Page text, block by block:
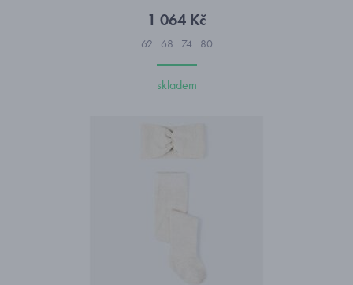
1 064 Kč
62 68 74 80
skladem